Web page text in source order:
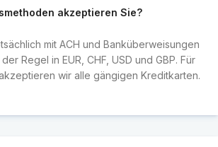
akzeptieren Sie?
mit ACH und Banküberweisungen
Regel in EUR, CHF, USD und GBP. Für
wir alle gängigen Kreditkarten.